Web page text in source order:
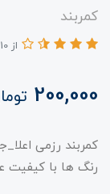
کمربند
از 10
200,000
کمربند رزمی
رنگ ها با کیفیت